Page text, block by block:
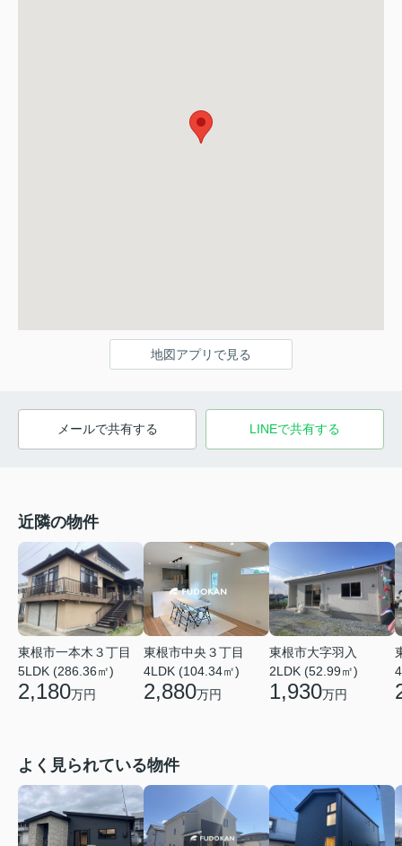
地図アプリで見る
メールで共有する LINEで共有する
近隣の物件
東根市一本木３丁目
5LDK (286.36㎡)
2,180万円
東根市中央３丁目
4LDK (104.34㎡)
2,880万円
東根市大字羽入
2LDK (52.99㎡)
1,930万円
よく見られている物件